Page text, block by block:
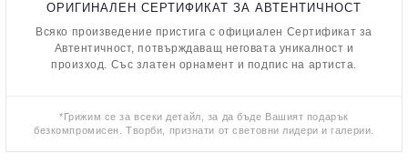
ОРИГИНАЛЕН СЕРТИФИКАТ ЗА АВТЕНТИЧНОСТ
Всяко произведение пристига с официален Сертификат за
Автентичност, потвърждаващ неговата уникалност и
произход. Със златен орнамент и подпис на артиста.
*Грижим се за всеки детайл, за да бъде Вашият подарък
безкомпромисен. Творби, признати от световни лидери и галерии.